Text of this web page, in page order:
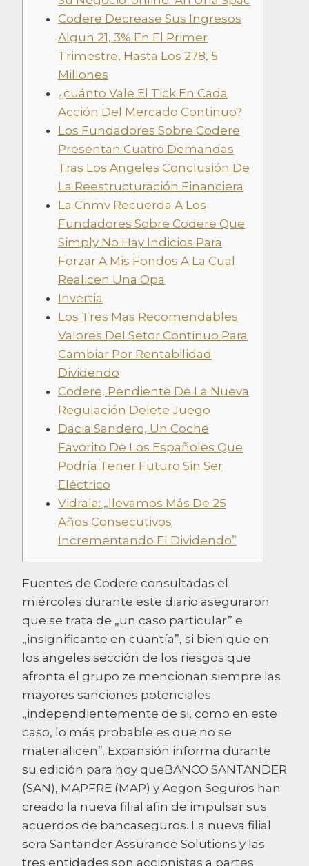
Codere Decrease Sus Ingresos
Algun 21, 3% En El Primer
Trimestre, Hasta Los 278, 5
Millones
¿cuánto Vale El Tick En Cada
Acción Del Mercado Continuo?
Los Fundadores Sobre Codere
Presentan Cuatro Demandas
Tras Los Angeles Conclusión De
La Reestructuración Financiera
La Cnmv Recuerda A Los
Fundadores Sobre Codere Que
Simply No Hay Indicios Para
Forzar A Mis Fondos A La Cual
Realicen Una Opa
Invertia
Los Tres Mas Recomendables
Valores Del Setor Continuo Para
Cambiar Por Rentabilidad
Dividendo
Codere, Pendiente De La Nueva
Regulación Delete Juego
Dacia Sandero, Un Coche
Favorito De Los Españoles Que
Podría Tener Futuro Sin Ser
Eléctrico
Vidrala: „llevamos Más De 25
Años Consecutivos
Incrementando El Dividendo”
Fuentes de Codere consultadas el
miércoles durante este diario aseguraron
que se trata de „un caso particular” e
„insignificante en cuantía”, si bien que en
los angeles sección de los riesgos que
afronta el grupo ze mencionan siempre las
mayores sanciones potenciales
„independientemente de si, como en este
caso, lo más probable es que no se
materialicen”. Expansión informa durante
su edición para hoy queBANCO SANTANDER
(SAN), MAPFRE (MAP) y Aegon Seguros han
creado la nueva filial afin de impulsar sus
acuerdos de bancaseguros. La nueva filial
sera Santander Assurance Solutions y las
tres entidades son accionistas a partes